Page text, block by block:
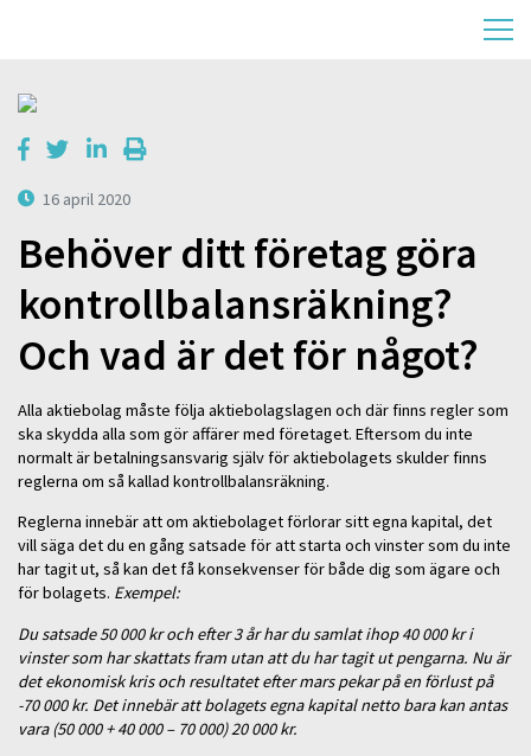
16 april 2020
Behöver ditt företag göra
kontrollbalansräkning?
Och vad är det för något?
Alla aktiebolag måste följa aktiebolagslagen och där finns regler som
ska skydda alla som gör affärer med företaget. Eftersom du inte
normalt är betalningsansvarig själv för aktiebolagets skulder finns
reglerna om så kallad kontrollbalansräkning.
Reglerna innebär att om aktiebolaget förlorar sitt egna kapital, det
vill säga det du en gång satsade för att starta och vinster som du inte
har tagit ut, så kan det få konsekvenser för både dig som ägare och
för bolagets. Exempel:
Du satsade 50 000 kr och efter 3 år har du samlat ihop 40 000 kr i
vinster som har skattats fram utan att du har tagit ut pengarna. Nu är
det ekonomisk kris och resultatet efter mars pekar på en förlust på
-70 000 kr. Det innebär att bolagets egna kapital netto bara kan antas
vara (50 000 + 40 000 – 70 000) 20 000 kr.